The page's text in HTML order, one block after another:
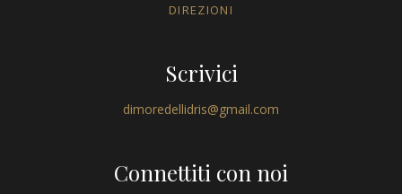
DIREZIONI
Scrivici
dimoredellidris@gmail.com
Connettiti con noi